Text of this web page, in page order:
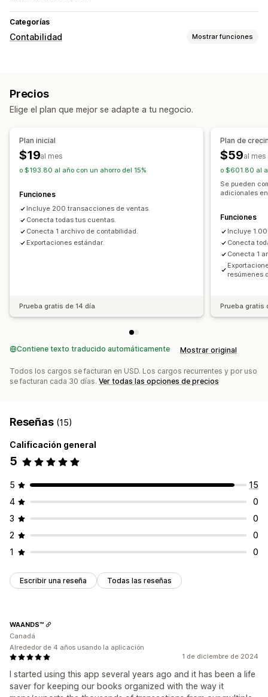
Categorías
Contabilidad Mostrar funciones
Seguimiento de gastos
Exenciones fiscales
Múltiples monedas
Multicanal
Transacciones Clientes
Mapeo del impuesto sobre las ventas
Precios
Elige el plan que mejor se adapte a tu negocio.
Plan inicial
$19al mes
o $193.80 al año con un ahorro del 15%
Funciones
Incluye 200 transacciones de ventas.
Conecta todas tus cuentas.
Conecta 1 archivo de contabilidad.
Exportaciones estándar.
Prueba gratis de 14 día
Plan de
$59al mes
o $601.80 al
Se pueden
adicionales
Funciones
Incluye
Conecta
Conecta 1
resúmenes
Prueba gratis
Contiene texto traducido automáticamente Mostrar original
Todos los cargos se facturan en USD. Los cargos recurrentes y por uso
se facturan cada 30 días. Ver todas las opciones de precios
Reseñas (15)
Calificación general
5
5
15
4
0
3
0
2
0
1
0
Escribir una reseña Todas las reseñas
1 de diciembre de 2024
I started using this app several years ago and it has been a life
saver for keeping our books organized with the way it
WAANDS™
Canadá
Alrededor de 4 años usando la aplicación